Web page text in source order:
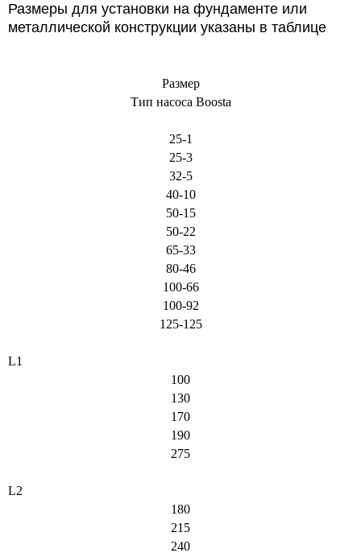
Размеры для установки на фундаменте или
металлической конструкции указаны в таблице
Размер
Тип насоса Boosta
25-1
25-3
32-5
40-10
50-15
50-22
65-33
80-46
100-66
100-92
125-125
L1
100
130
170
190
275
L2
180
215
240